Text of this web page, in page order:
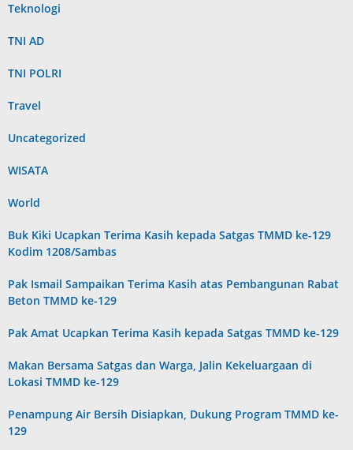
Teknologi
TNI AD
TNI POLRI
Travel
Uncategorized
WISATA
World
Buk Kiki Ucapkan Terima Kasih kepada Satgas TMMD ke-129
Kodim 1208/Sambas
Pak Ismail Sampaikan Terima Kasih atas Pembangunan Rabat
Beton TMMD ke-129
Pak Amat Ucapkan Terima Kasih kepada Satgas TMMD ke-129
Makan Bersama Satgas dan Warga, Jalin Kekeluargaan di
Lokasi TMMD ke-129
Penampung Air Bersih Disiapkan, Dukung Program TMMD ke-
129